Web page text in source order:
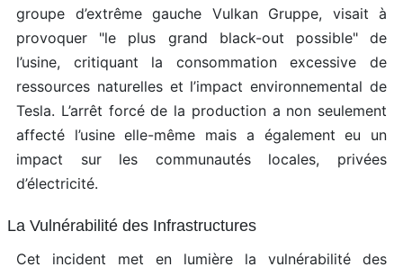
groupe d’extrême gauche Vulkan Gruppe, visait à
provoquer "le plus grand black-out possible" de
l’usine, critiquant la consommation excessive de
ressources naturelles et l’impact environnemental de
Tesla. L’arrêt forcé de la production a non seulement
affecté l’usine elle-même mais a également eu un
impact sur les communautés locales, privées
d’électricité.
La Vulnérabilité des Infrastructures
Cet incident met en lumière la vulnérabilité des